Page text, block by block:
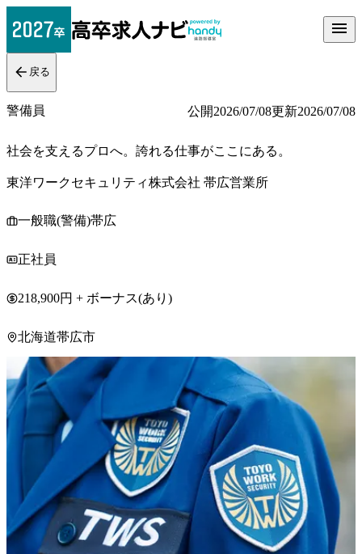
戻る
警備員 公開2026/07/08更新2026/07/08
社会を支えるプロへ。誇れる仕事がここにある。
東洋ワークセキュリティ株式会社 帯広営業所
一般職(警備)帯広
正社員
218,900円 + ボーナス(あり)
北海道帯広市